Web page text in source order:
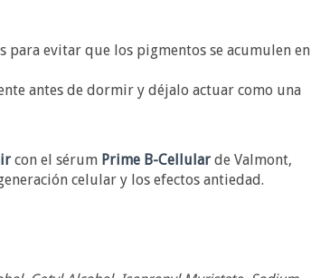
para evitar que los pigmentos se acumulen en
antes de dormir y déjalo actuar como una
con el sérum Prime B-Cellularde Valmont,
celular y los efectos antiedad.